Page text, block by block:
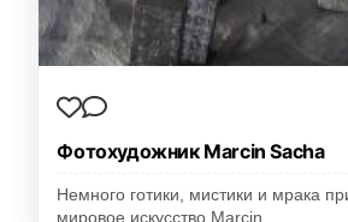
Фотохудожник Marcin Sacha
Немного готики, мистики и мрака
мировое искусство Marcin…